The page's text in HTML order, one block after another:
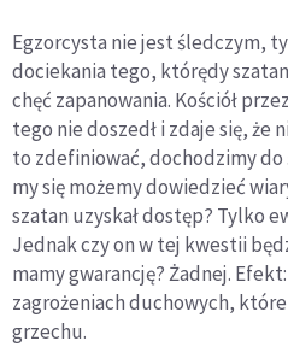
Egzorcysta nie jest śledczym,
dociekania tego, którędy
chęć zapanowania. Kościół
tego nie doszedł i zdaje się, że
to zdefiniować, dochodzimy do
my się możemy dowiedzieć
szatan uzyskał dostęp? Tylko
Jednak czy on w tej kwestii
mamy gwarancję? Żadnej.
zagrożeniach duchowych,
grzechu.